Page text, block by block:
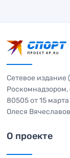
Сетевое издание
80505 от 15
Олеся
О проекте